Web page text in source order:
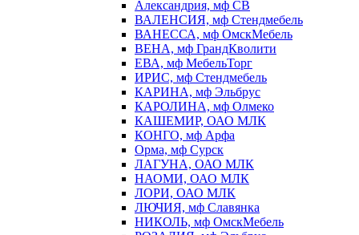
Александрия, мф СВ
ВАЛЕНСИЯ, мф Стендмебель
ВАНЕССА, мф ОмскМебель
ВЕНА, мф ГрандКволити
ЕВА, мф МебельТорг
ИРИС, мф Стендмебель
КАРИНА, мф Эльбрус
КАРОЛИНА, мф Олмеко
КАШЕМИР, ОАО МЛК
КОНГО, мф Арфа
Орма, мф Сурск
ЛАГУНА, ОАО МЛК
НАОМИ, ОАО МЛК
ЛОРИ, ОАО МЛК
ЛЮЧИЯ, мф Славянка
НИКОЛЬ, мф ОмскМебель